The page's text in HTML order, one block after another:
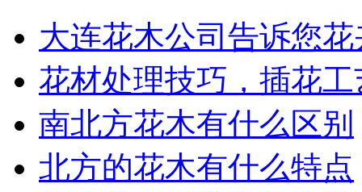
大连花木公司告诉您
花材处理技巧，插花
南北方花木有什么区别
北方的花木有什么特点